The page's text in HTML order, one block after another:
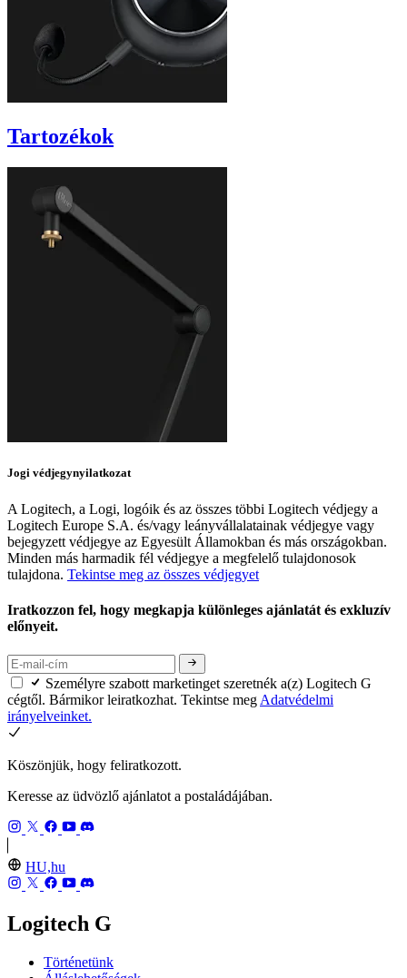
Tartozékok
Jogi védjegynyilatkozat
A Logitech, a Logi, logóik és az összes többi Logitech védjegy a
Logitech Europe S.A. és/vagy leányvállalatainak védjegye vagy
bejegyzett védjegye az Egyesült Államokban és más országokban.
Minden más harmadik fél védjegye a megfelelő tulajdonosok
tulajdona. Tekintse meg az összes védjegyet
Iratkozzon fel, hogy megkapja különleges ajánlatát és exkluzív
előnyeit.
Személyre szabott marketinget szeretnék a(z) Logitech G
cégtől. Bármikor leiratkozhat. Tekintse megAdatvédelmi
irányelveinket.
Köszönjük, hogy feliratkozott.
Keresse az üdvözlő ajánlatot a postaládájában.
HU,hu
Logitech G
Történetünk